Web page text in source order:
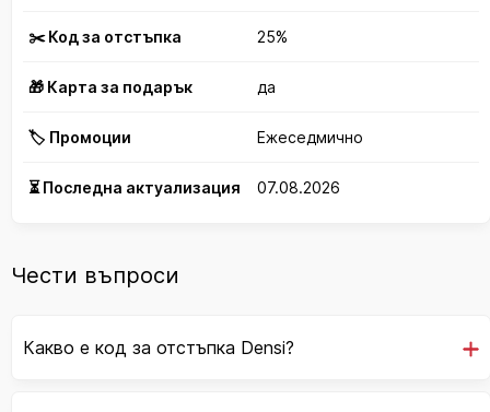
✂️ Код за отстъпка 25%
🎁 Карта за подарък да
🏷️ Промоции Ежеседмично
⏳ Последна актуализация 07.08.2026
Чести въпроси
Какво е код за отстъпка Densi?